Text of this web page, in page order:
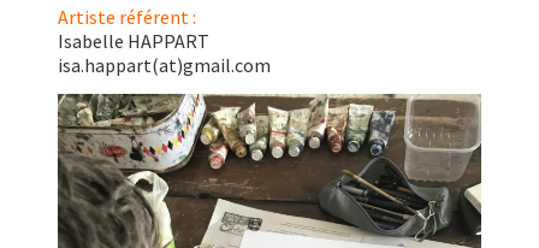
Artiste référent :
Isabelle HAPPART
isa.happart(at)gmail.com